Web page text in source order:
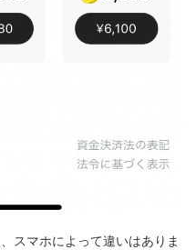
スマホによって違いはありま